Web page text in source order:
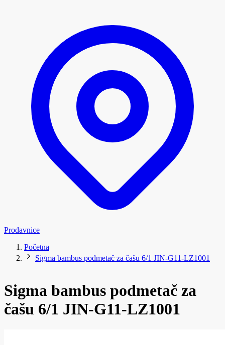
Prodavnice
Početna
Sigma bambus podmetač za čašu 6/1 JIN-G11-LZ1001
Sigma bambus podmetač za
čašu 6/1 JIN-G11-LZ1001